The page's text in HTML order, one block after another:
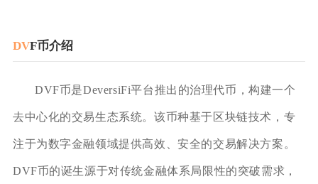
DVF币介绍
DVF币是DeversiFi平台推出的治理代币，构建一个
去中心化的交易生态系统。该币种基于区块链技术，专
注于为数字金融领域提供高效、安全的交易解决方案。
DVF币的诞生源于对传统金融体系局限性的突破需求，